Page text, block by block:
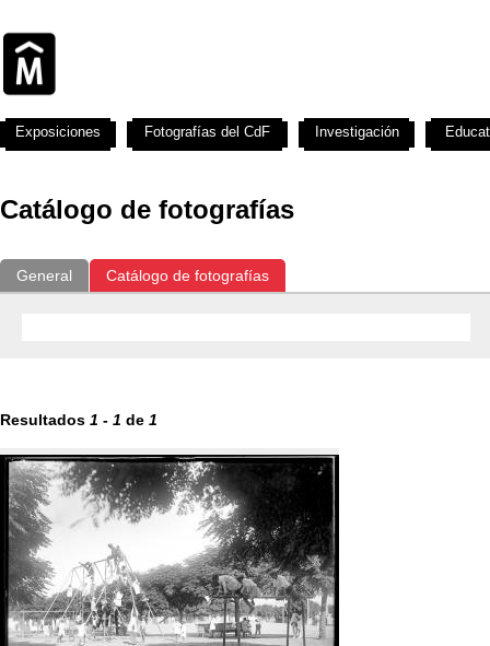
Catálogo de fotografías
General Catálogo de fotografías
Resultados 1 - 1 de 1
Exposiciones Fotografías del CdF Investigación